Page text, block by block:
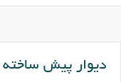
دیوار پیش ساخته